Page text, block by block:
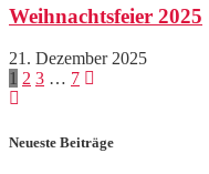
Weihnachtsfeier 2025
21. Dezember 2025
Beitragsnavigation
Seite
1 Seite
2 Seite
3 … Seite
7
Neueste Beiträge